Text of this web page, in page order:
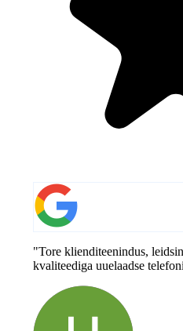
"Tore klienditeenindus,
kvaliteediga uuelaadse